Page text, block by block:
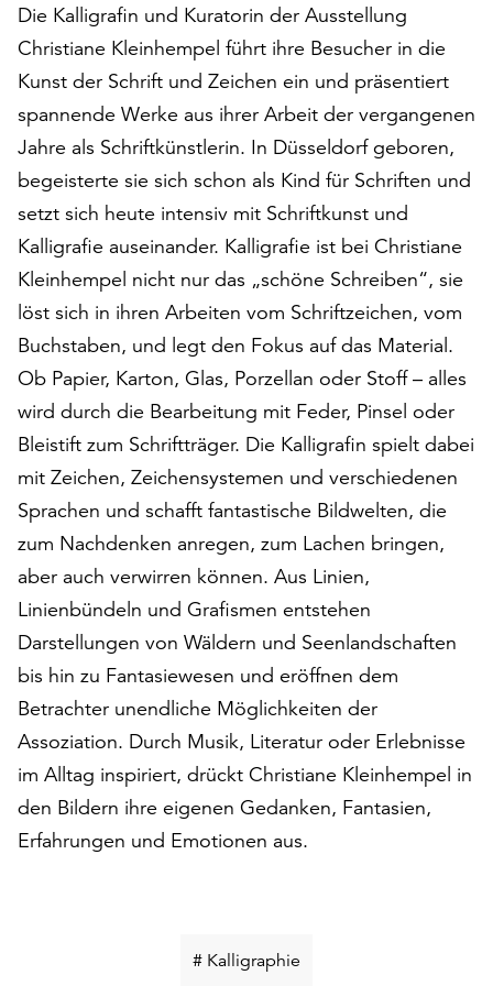
auf
„Alle
akzeptieren“,
alle
Cookies
zu
akzeptieren.
Sie
können
Ihr
Einverständnis
jederzeit
ändern
und
widerrufen.
steht
Ihnen
am
Ende
der
Seite
die
Schaltfläche
„Cookie-
Einstellungen“
zur
Verfügung.
Funktionale
Cookies
werden
auch
Die Kalligrafin und Kuratorin der Ausstellung
Christiane Kleinhempel führt ihre Besucher in die
Kunst der Schrift und Zeichen ein und präsentiert
spannende Werke aus ihrer Arbeit der vergangenen
Jahre als Schriftkünstlerin. In Düsseldorf geboren,
begeisterte sie sich schon als Kind für Schriften und
setzt sich heute intensiv mit Schriftkunst und
Kalligrafie auseinander. Kalligrafie ist bei Christiane
Kleinhempel nicht nur das „schöne Schreiben“, sie
löst sich in ihren Arbeiten vom Schriftzeichen, vom
Buchstaben, und legt den Fokus auf das Material.
Ob Papier, Karton, Glas, Porzellan oder Stoff – alles
wird durch die Bearbeitung mit Feder, Pinsel oder
Bleistift zum Schriftträger. Die Kalligrafin spielt dabei
mit Zeichen, Zeichensystemen und verschiedenen
Sprachen und schafft fantastische Bildwelten, die
zum Nachdenken anregen, zum Lachen bringen,
aber auch verwirren können. Aus Linien,
Linienbündeln und Grafismen entstehen
Darstellungen von Wäldern und Seenlandschaften
bis hin zu Fantasiewesen und eröffnen dem
Betrachter unendliche Möglichkeiten der
Assoziation. Durch Musik, Literatur oder Erlebnisse
im Alltag inspiriert, drückt Christiane Kleinhempel in
den Bildern ihre eigenen Gedanken, Fantasien,
Erfahrungen und Emotionen aus.
# Kalligraphie